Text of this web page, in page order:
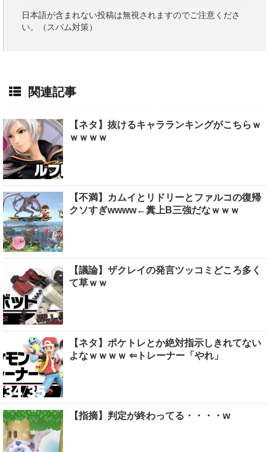
日本語が含まれない投稿は無視されますのでご注意くださ
い。（スパム対策）
関連記事
【ネタ】抜けるキャラランキングがこちらｗ
ｗｗｗｗ
【不満】カムイとリドリーとファルコの復帰
クソすぎwwww←糞上B三強だなｗｗｗ
【議論】ザクレイの発言ツッコミどころ多く
て草ｗｗ
【ネタ】ポケトレとか絶対指示しきれてない
よなｗｗｗｗ ⇐トレーナー「やれ」
【指摘】判定が終わってる・・・・w